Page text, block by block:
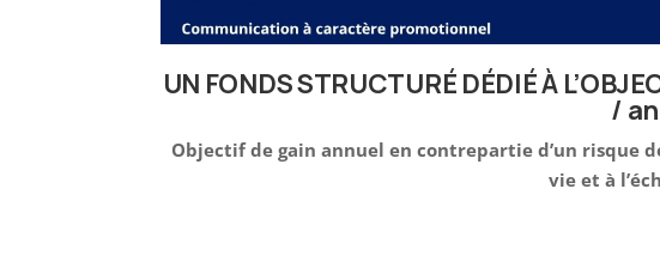
UN FONDS STRUCTURÉ DÉDIÉ À
/ an
Objectif de gain annuel en contrepartie d’un risque
vie et à